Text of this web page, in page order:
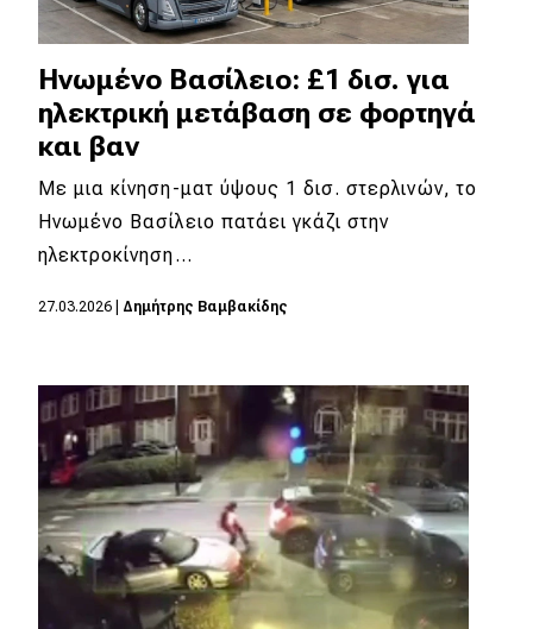
Ηνωμένο Βασίλειο: £1 δισ. για
ηλεκτρική μετάβαση σε φορτηγά
και βαν
Με μια κίνηση-ματ ύψους 1 δισ. στερλινών, το
Ηνωμένο Βασίλειο πατάει γκάζι στην
ηλεκτροκίνηση…
27.03.2026 Δημήτρης Βαμβακίδης